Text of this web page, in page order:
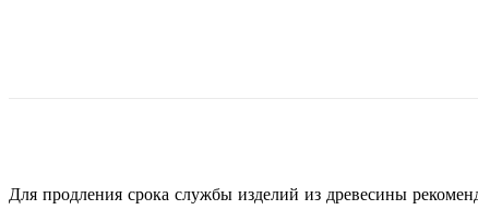
Для продления срока службы изделий из древесины